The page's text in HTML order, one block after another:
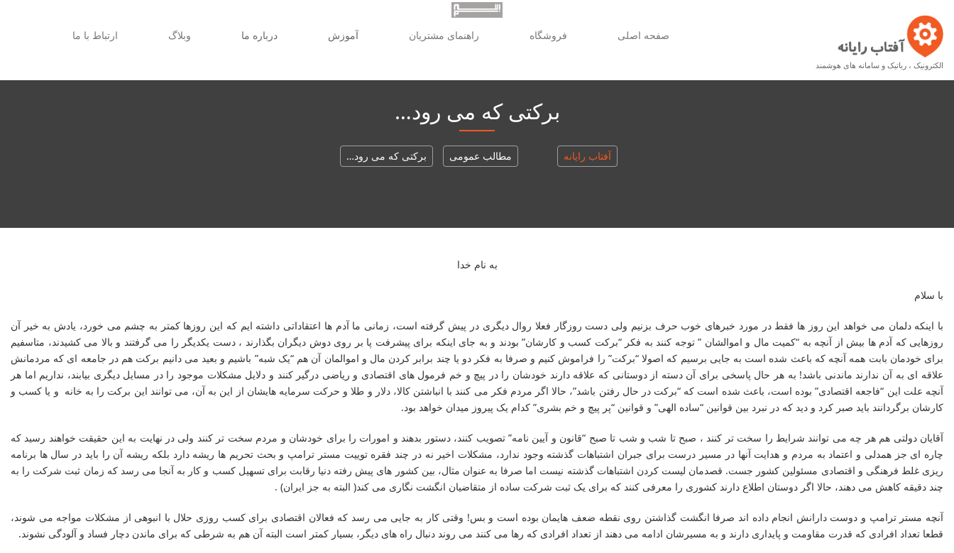
الکترونیک ، رباتیک و سامانه های هوشمند
صفحه اصلی فروشگاه راهنمای مشتریان آموزش درباره ما وبلاگ ارتباط با ما
برکتی که می رود…
آفتاب رایانه مطالب عمومی برکتی که می رود…
به نام خدا
با سلام
با اینکه دلمان می خواهد این روز ها فقط در مورد خبرهای خوب حرف بزنیم ولی دست روزگار فعلا روال دیگری در پیش گرفته است، زمانی ما آدم ها اعتقاداتی داشته ایم که این روزها کمتر به چشم می خورد، یادش به خیر آن
روزهایی که آدم ها بیش از آنچه به “کمیت مال و اموالشان ” توجه کنند به فکر “برکت کسب و کارشان” بودند و به جای اینکه برای پیشرفت پا بر روی دوش دیگران بگذارند ، دست یکدیگر را می گرفتند و بالا می کشیدند، متاسفیم
برای خودمان بابت همه آنچه که باعث شده است به جایی برسیم که اصولا “برکت” را فراموش کنیم و صرفا به فکر دو یا چند برابر کردن مال و اموالمان آن هم “یک شبه” باشیم و بعید می دانیم برکت هم در جامعه ای که مردمانش
علاقه ای به آن ندارند ماندنی باشد! به هر حال پاسخی برای آن دسته از دوستانی که علاقه دارند خودشان را در پیچ و خم فرمول های اقتصادی و ریاضی درگیر کنند و دلایل مشکلات موجود را در مسایل دیگری بیابند، نداریم اما هر
آنچه علت این “فاجعه اقتصادی” بوده است، باعث شده است که “برکت در حال رفتن باشد”، حالا اگر مردم فکر می کنند با انباشتن کالا، دلار و طلا و حرکت سرمایه هایشان از این به آن، می توانند این برکت را به خانه و یا کسب و
کارشان برگردانند باید صبر کرد و دید که در نبرد بین قوانین “ساده الهی” و قوانین “پر پیچ و خم بشری” کدام یک پیروز میدان خواهد بود.
آقایان دولتی هم هر چه می توانند شرایط را سخت تر کنند ، صبح تا شب و شب تا صبح “قانون و آیین نامه” تصویب کنند، دستور بدهند و امورات را برای خودشان و مردم سخت تر کنند ولی در نهایت به این حقیقت خواهند رسید که
چاره ای جز همدلی و اعتماد به مردم و هدایت آنها در مسیر درست برای جبران اشتباهات گذشته وجود ندارد، مشکلات اخیر نه در چند فقره توییت مستر ترامپ و بحث تحریم ها ریشه دارد بلکه ریشه آن را باید در سال ها برنامه
ریزی غلط فرهنگی و اقتصادی مسئولین کشور جست. قصدمان لیست کردن اشتباهات گذشته نیست اما صرفا به عنوان مثال، بین کشور های پیش رفته دنیا رقابت برای تسهیل کسب و کار به آنجا می رسد که زمان ثبت شرکت را به
چند دقیقه کاهش می دهند، حالا اگر دوستان اطلاع دارند کشوری را معرفی کنند که برای یک ثبت شرکت ساده از متقاضیان انگشت نگاری می کند( البته به جز ایران) .
آنچه مستر ترامپ و دوست دارانش انجام داده اند صرفا انگشت گذاشتن روی نقطه ضعف هایمان بوده است و بس! وقتی کار به جایی می رسد که فعالان اقتصادی برای کسب روزی حلال با انبوهی از مشکلات مواجه می شوند،
قطعا تعداد افرادی که قدرت مقاومت و پایداری دارند و به مسیرشان ادامه می دهند از تعداد افرادی که رها می کنند می روند دنبال راه های دیگر، بسیار کمتر است البته آن هم به شرطی که برای ماندن دچار فساد و آلودگی نشوند.